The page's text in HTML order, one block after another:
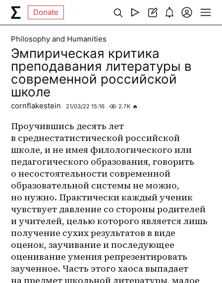
Donate
Philosophy and Humanities
Эмпирическая критика
преподавания литературы в
современной российской
школе
cornflakestein 21/03/22 15:16 2.7K 🔥
Проучившись десять лет
в среднестатистической российской
школе, и не имея филологического или
педагогического образования, говорить
о несостоятельности современной
образовательной системы не можно,
но нужно. Практически каждый ученик
чувствует давление со стороны родителей
и учителей, целью которого является лишь
получение сухих результатов в виде
оценок, заучивание и последующее
оценивание умения репрезентировать
заученное. Часть этого хаоса выпадает
на предмет школьной литературы, малое